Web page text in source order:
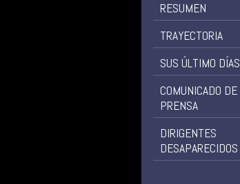
RESUMEN
TRAYECTORIA
SUS ÚLTIMO DÍAS
COMUNICADO DE
PRENSA
DIRIGENTES
DESAPARECIDOS